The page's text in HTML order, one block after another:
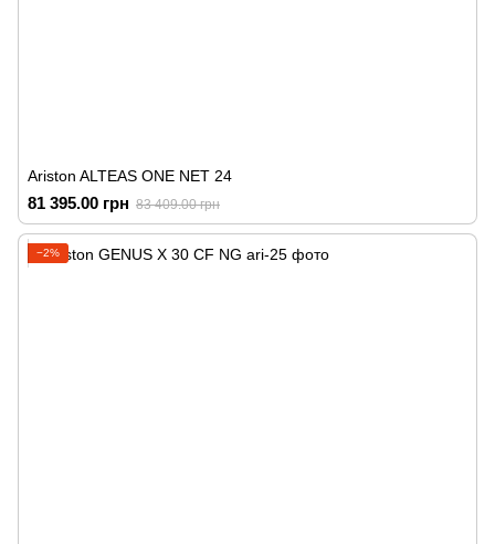
Ariston ALTEAS ONE NET 24
81 395.00 грн 83 409.00 грн
−2%